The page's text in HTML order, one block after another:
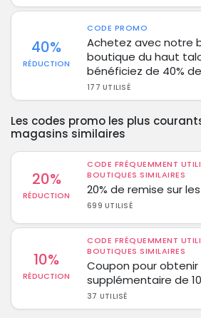
40%
RÉDUCTION
CODE PROMO
Achetez avec notre
boutique du haut
bénéficiez de 40%
177 UTILISÉ
Les codes promo les plus
magasins similaires
20%
RÉDUCTION
CODE FRÉQUEMMENT
BOUTIQUES SIMILAIRES
20% de remise sur
699 UTILISÉ
10%
RÉDUCTION
CODE FRÉQUEMMENT
BOUTIQUES SIMILAIRES
Coupon pour
supplémentaire de
37 UTILISÉ